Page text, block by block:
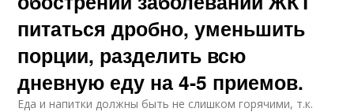
питаться дробно, уменьшить
порции, разделить всю
дневную еду на 4-5 приемов.
Еда и напитки должны быть не слишком горячими, т.к.